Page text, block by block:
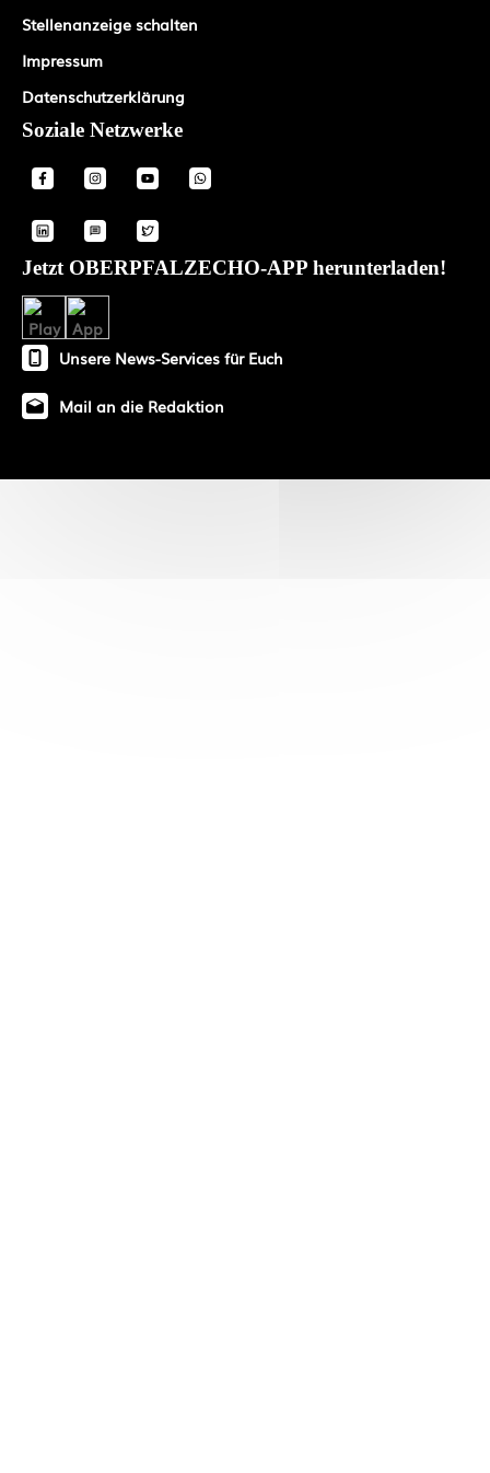
Stellenanzeige schalten
Impressum
Datenschutzerklärung
Soziale Netzwerke
Jetzt OBERPFALZECHO-APP herunterladen!
Unsere News-Services für Euch
Mail an die Redaktion